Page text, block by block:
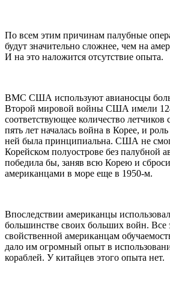
По всем этим причинам палубные
будут значительно сложнее, чем на
И на это наложится отсутствие опыта.
ВМС США используют авианосцы
Второй мировой войны США имели
соответствующее количество летчиков
пять лет началась война в Корее, и
ней была принципиальна. США не
Корейском полуострове без палубной
победила бы, заняв всю Корею и
американцами в море еще в 1950-м.
Впоследствии американцы
большинстве своих больших войн. Все
свойственной американцам
дало им огромный опыт в
кораблей. У китайцев этого опыта нет.